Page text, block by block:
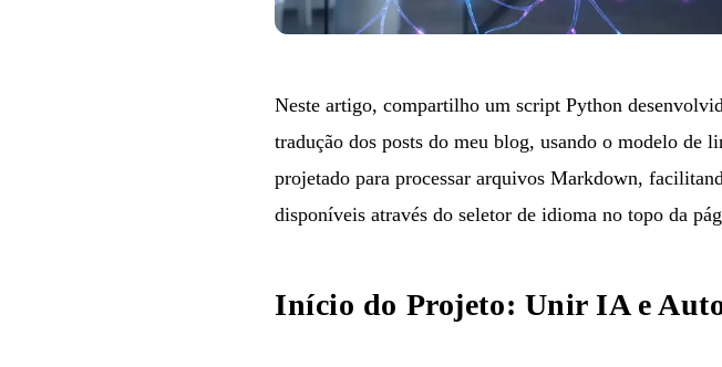
Neste artigo, compartilho um script Python
tradução dos posts do meu blog, usando o modelo de
projetado para processar arquivos Markdown,
disponíveis através do seletor de idioma no topo da
Início do Projeto: Unir IA e